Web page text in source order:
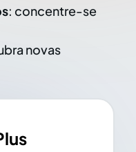
: concentre-se
novas